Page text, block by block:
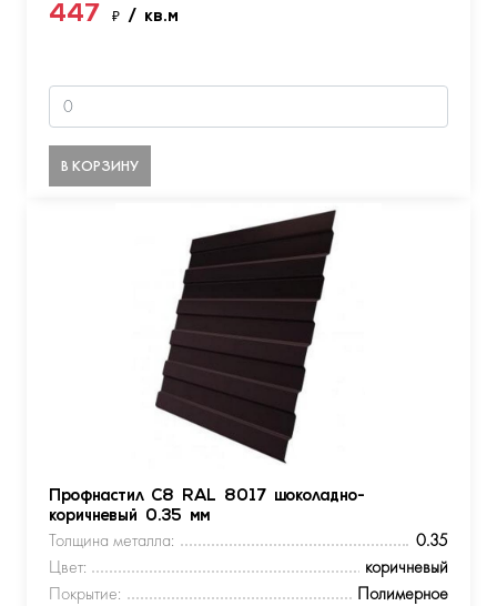
447 ₽ / кв.м
В КОРЗИНУ
Профнастил С8 RAL 8017 шоколадно-
коричневый 0.35 мм
Толщина металла:
0.35
Цвет:
коричневый
Покрытие:
Полимерное